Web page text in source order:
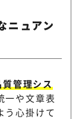
ニュアン
管理シス
一や文章表
う心掛けて